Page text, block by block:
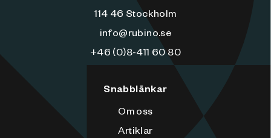
114 46 Stockholm
info@rubino.se
+46 (0)8-411 60 80
Snabblänkar
Om oss
Artiklar